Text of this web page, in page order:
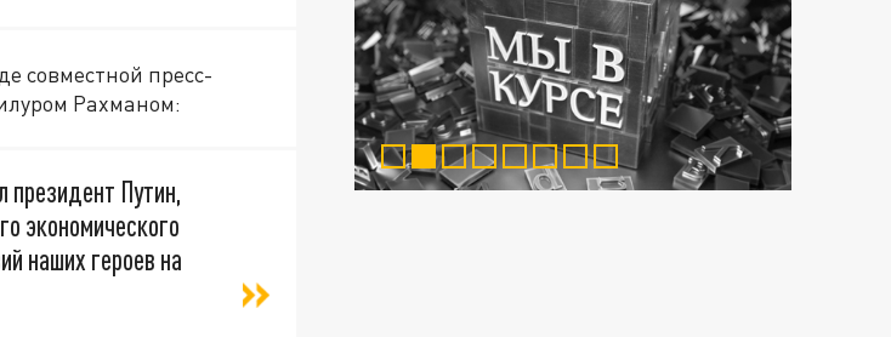
совместной пресс-
Рахманом:
президент Путин,
экономического
наших героев на